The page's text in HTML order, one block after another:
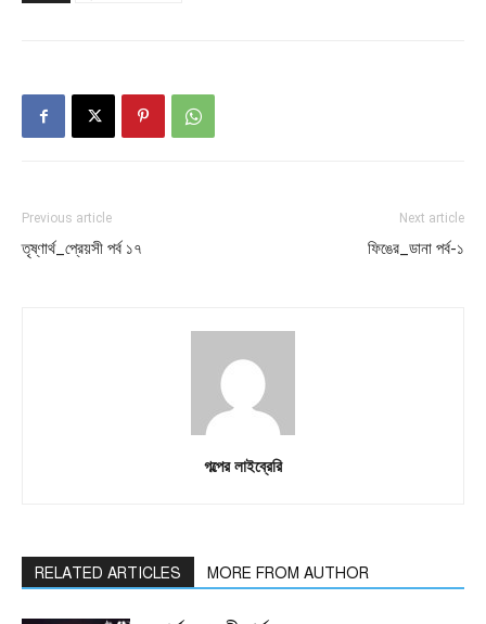
Previous article
তৃষ্ণার্থ_প্রেয়সী পর্ব ১৭
Next article
ফিঙের_ডানা পর্ব-১
গল্পের লাইব্রেরি
RELATED ARTICLES MORE FROM AUTHOR